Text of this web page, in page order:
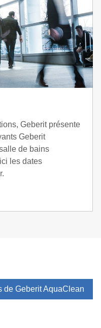
Geberit présente
Geberit
de bains
les dates
de Geberit AquaClean